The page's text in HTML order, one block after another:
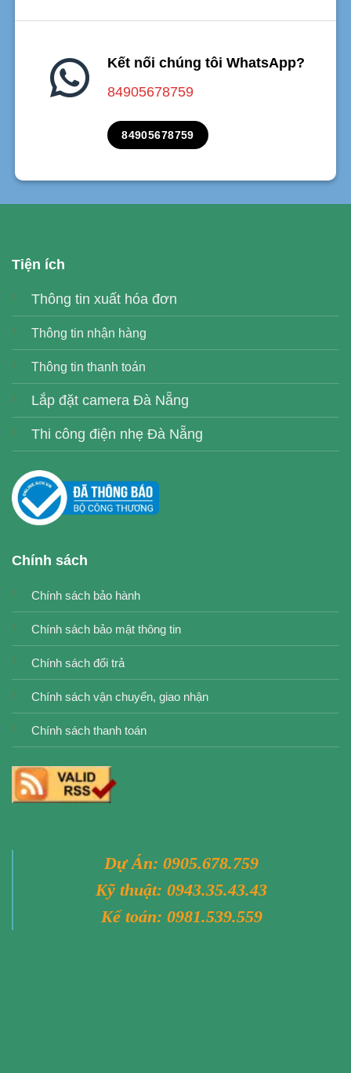
Kết nối chúng tôi WhatsApp?
84905678759
84905678759
Tiện ích
Thông tin xuất hóa đơn
Thông tin nhận hàng
Thông tin thanh toán
Lắp đặt camera Đà Nẵng
Thi công điện nhẹ Đà Nẵng
Chính sách
Chính sách bảo hành
Chính sách bảo mật thông tin
Chính sách đổi trả
Chính sách vận chuyển, giao nhận
Chính sách thanh toán
Dự Án: 0905.678.759
Kỹ thuật: 0943.35.43.43
Kế toán: 0981.539.559